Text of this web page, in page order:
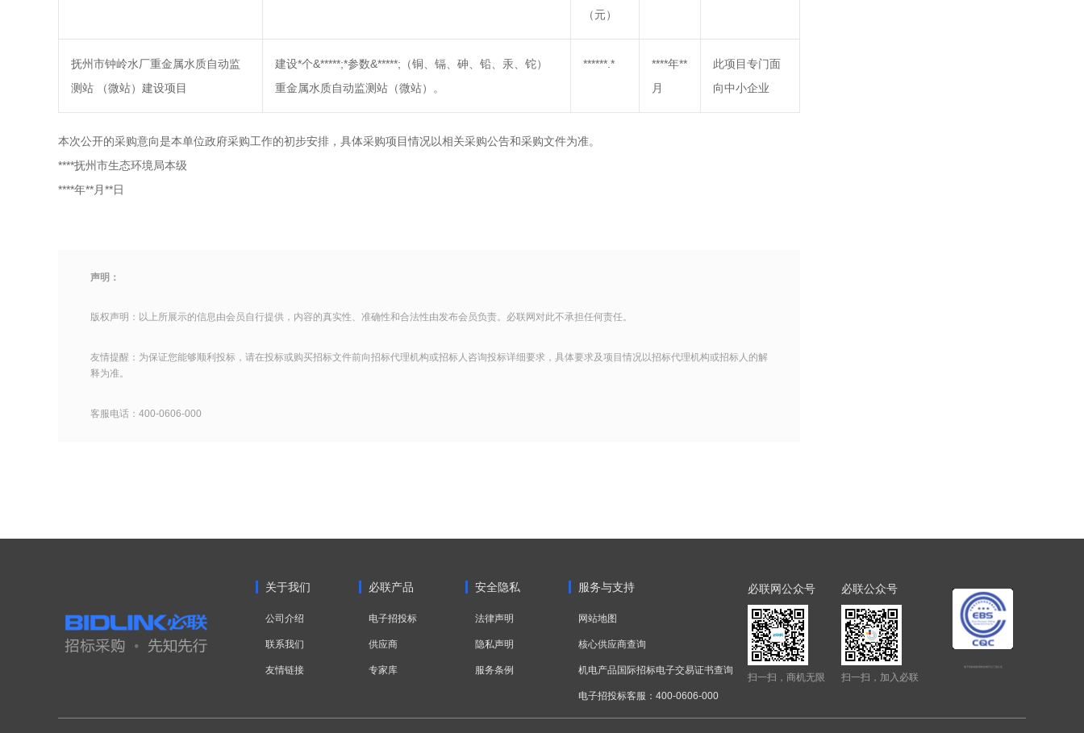
（元）
抚州市钟岭水厂重金属水质自动监
测站 （微站）建设项目
建设*个&*****;*参数&*****;（铜、镉、砷、铅、汞、铊）
重金属水质自动监测站（微站）。
******.*
****年**
月
此项目专门面
向中小企业
本次公开的采购意向是本单位政府采购工作的初步安排，具体采购项目情况以相关采购公告和采购文件为准。
****抚州市生态环境局本级
****年**月**日
声明：
版权声明：以上所展示的信息由会员自行提供，内容的真实性、准确性和合法性由发布会员负责。必联网对此不承担任何责任。
友情提醒：为保证您能够顺利投标，请在投标或购买招标文件前向招标代理机构或招标人咨询投标详细要求，具体要求及项目情况以招标代理机构或招标人的解
释为准。
客服电话：400-0606-000
关于我们
公司介绍
联系我们
友情链接
必联产品
电子招投标
供应商
专家库
安全隐私
法律声明
隐私声明
服务条例
服务与支持
网站地图
核心供应商查询
机电产品国际招标电子交易证书查询
电子招投标客服：400-0606-000
必联网公众号
扫一扫，商机无限
必联公众号
扫一扫，加入必联
电子招标投标系统交易平台三星认证